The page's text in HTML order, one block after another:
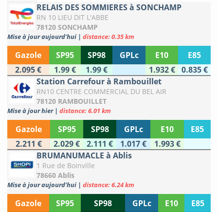
RELAIS DES SOMMIERES à SONCHAMP
RN 10 LIEU DIT L'ABBE
78120 SONCHAMP
Mise à jour aujourd'hui | distance: 0.35 km
Gazole SP95 SP98 GPLc E10
E85
2.095 €
1.99 € 1.99 € 1.932 €
0.835 €
Station Carrefour à Rambouillet
RN10 CENTRE COMMERCIAL DU BEL AIR
78120 RAMBOUILLET
Mise à jour hier | distance: 6.01 km
Gazole SP95 SP98 GPLc E10
E85
2.211 €
2.029 € 2.111 € 1.017 €
1.993 €
BRUMANUMACLE à Ablis
1 Rue de Boinville
78660 Ablis
Mise à jour aujourd'hui | distance: 6.24 km
Gazole SP95 SP98 GPLc E10
E85